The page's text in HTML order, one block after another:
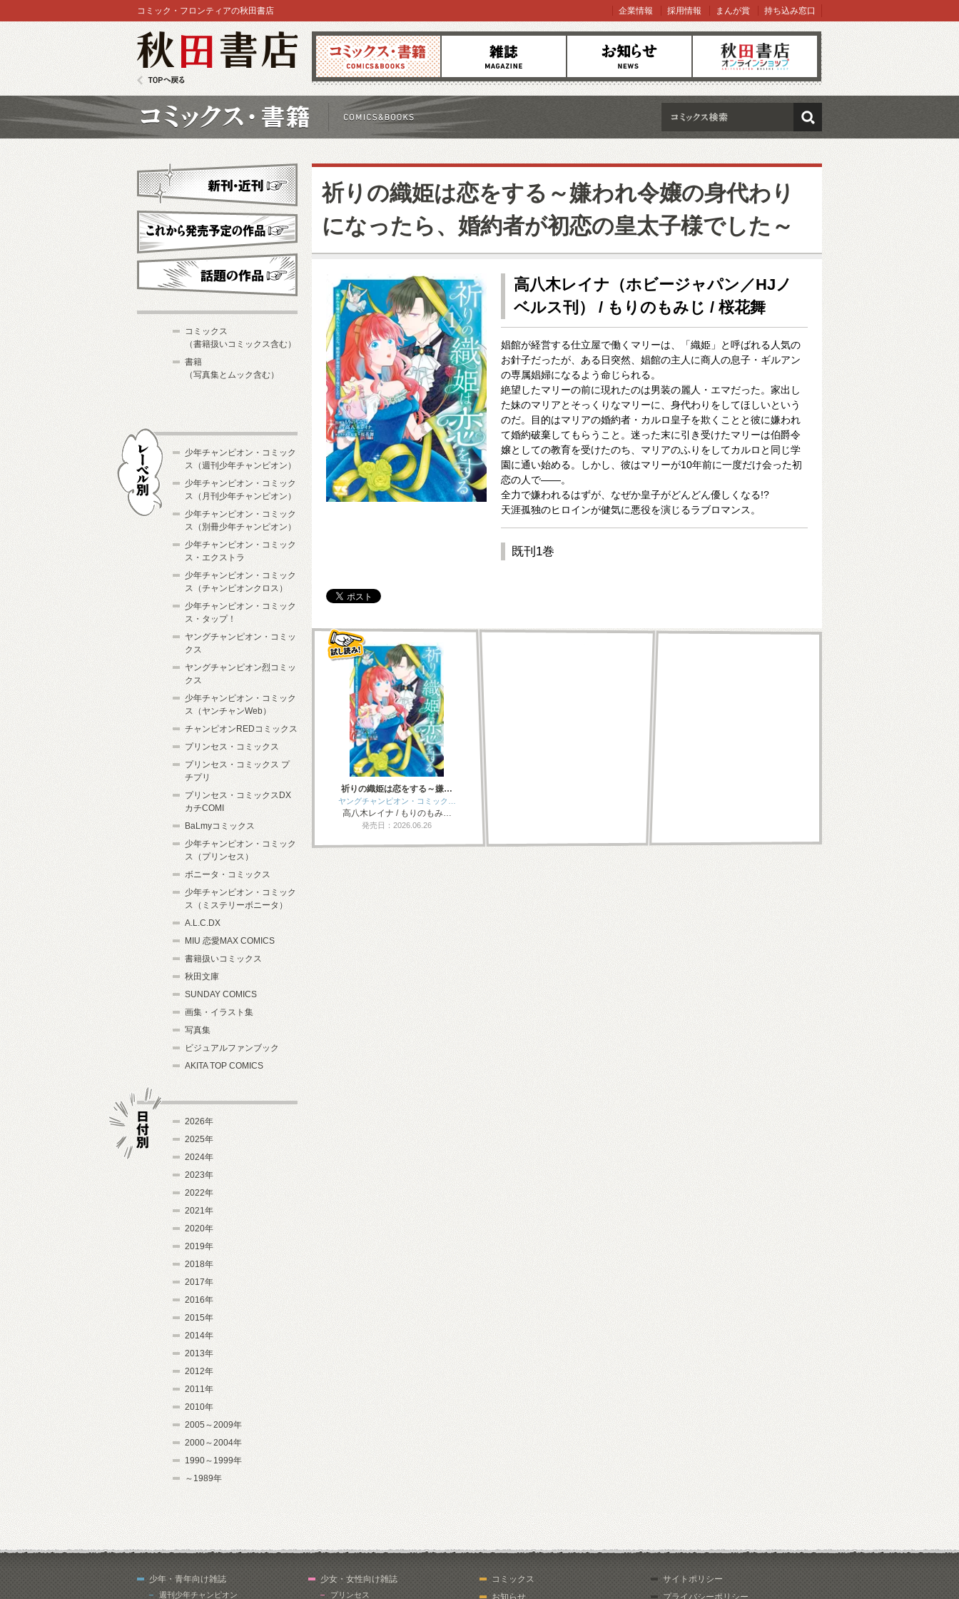
コミックス 雑誌 お知らせ オンラインショップ
コミック・フロンティアの秋田書店 企業情報 採用情報 まんが賞 持ち込み窓口
検索
祈りの織姫は恋をする～嫌われ令嬢の身代わり
になったら、婚約者が初恋の皇太子様でした～
高八木レイナ（ホビージャパン／HJノ
ベルス刊） / もりのもみじ / 桜花舞
娼館が経営する仕立屋で働くマリーは、「織姫」と呼ばれる人気の
お針子だったが、ある日突然、娼館の主人に商人の息子・ギルアン
の専属娼婦になるよう命じられる。
絶望したマリーの前に現れたのは男装の麗人・エマだった。家出し
た妹のマリアとそっくりなマリーに、身代わりをしてほしいという
のだ。目的はマリアの婚約者・カルロ皇子を欺くことと彼に嫌われ
て婚約破棄してもらうこと。迷った末に引き受けたマリーは伯爵令
嬢としての教育を受けたのち、マリアのふりをしてカルロと同じ学
園に通い始める。しかし、彼はマリーが10年前に一度だけ会った初
恋の人で――。
全力で嫌われるはずが、なぜか皇子がどんどん優しくなる!?
天涯孤独のヒロインが健気に悪役を演じるラブロマンス。
既刊1巻
祈りの織姫は恋をする～嫌…
ヤングチャンピオン・コミック…
高八木レイナ / もりのもみ…
発売日：2026.06.26
新刊・近刊
これから発売予定
コミックス
（書籍扱いコミックス含む）
書籍
（写真集とムック含む）
少年チャンピオン・コミック
ス（週刊少年チャンピオン）
少年チャンピオン・コミック
ス（月刊少年チャンピオン）
少年チャンピオン・コミック
ス（別冊少年チャンピオン）
少年チャンピオン・コミック
ス・エクストラ
少年チャンピオン・コミック
ス（チャンピオンクロス）
少年チャンピオン・コミック
ス・タップ！
ヤングチャンピオン・コミッ
クス
ヤングチャンピオン烈コミッ
クス
少年チャンピオン・コミック
ス（ヤンチャンWeb）
チャンピオンREDコミックス
プリンセス・コミックス
プリンセス・コミックス プ
チプリ
プリンセス・コミックスDX
カチCOMI
BaLmyコミックス
少年チャンピオン・コミック
ス（プリンセス）
ボニータ・コミックス
少年チャンピオン・コミック
ス（ミステリーボニータ）
A.L.C.DX
MIU 恋愛MAX COMICS
書籍扱いコミックス
秋田文庫
SUNDAY COMICS
画集・イラスト集
写真集
ビジュアルファンブック
AKITA TOP COMICS
2026年
2025年
2024年
2023年
2022年
2021年
2020年
2019年
2018年
2017年
2016年
2015年
2014年
2013年
2012年
2011年
2010年
2005～2009年
2000～2004年
1990～1999年
～1989年
少年・青年向け雑誌
週刊少年チャンピオン
少女・女性向け雑誌
プリンセス
コミックス
お知らせ
サイトポリシー
プライバシーポリシー